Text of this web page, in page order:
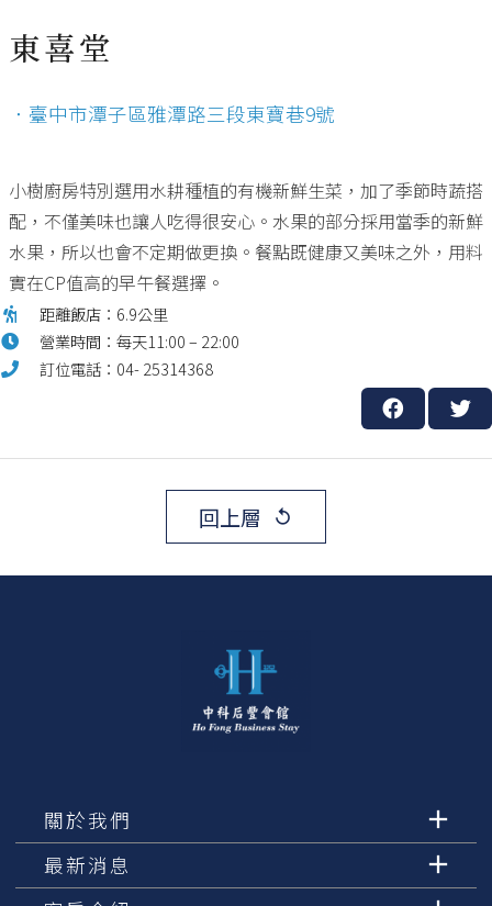
東喜堂
．臺中市潭子區雅潭路三段東寶巷9號
小樹廚房特別選用水耕種植的有機新鮮生菜，加了季節時蔬搭
配，不僅美味也讓人吃得很安心。水果的部分採用當季的新鮮
水果，所以也會不定期做更換。餐點既健康又美味之外，用料
實在CP值高的早午餐選擇。
距離飯店：6.9公里
營業時間：每天11:00 – 22:00
訂位電話：04- 25314368
回上層 replay
關於我們
最新消息